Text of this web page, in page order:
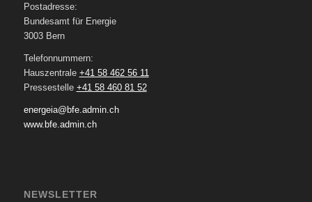
Postadresse:
Bundesamt für Energie
3003 Bern
Telefonnummern:
Hauszentrale +41 58 462 56 11
Pressestelle +41 58 460 81 52
energeia@bfe.admin.ch
www.bfe.admin.ch
NEWSLETTER